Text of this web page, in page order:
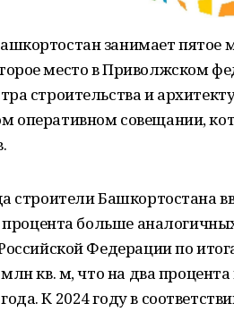
занимает пятое
место в Приволжском
строительства и
оперативном совещании,
строители Башкортостана
больше
Федерации по
кв. м, что на два
К 2024 году в